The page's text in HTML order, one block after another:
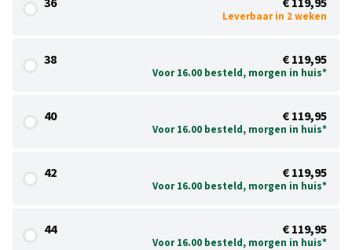
Leverbaar in 2 weken
38 € 119,95
Voor 16.00 besteld, morgen in huis*
40 € 119,95
Voor 16.00 besteld, morgen in huis*
42 € 119,95
Voor 16.00 besteld, morgen in huis*
44 € 119,95
Voor 16.00 besteld, morgen in huis*